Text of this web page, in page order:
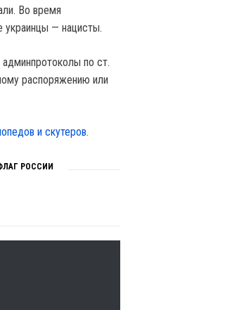
Во время
украинцы — нацисты.
по ст.
распоряжению или
и скутеров.
РОССИИ